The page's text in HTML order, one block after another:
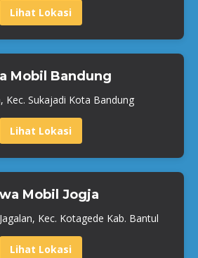
Lihat Lokasi
Mobil Bandung
Kec. Sukajadi Kota Bandung
Lihat Lokasi
Mobil Jogja
Kec. Kotagede Kab. Bantul
Lihat Lokasi